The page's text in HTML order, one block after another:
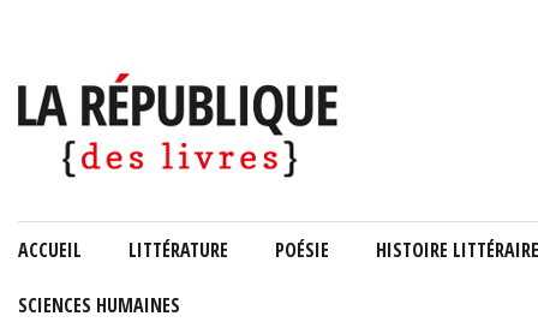
ACCUEIL LITTÉRATURE POÉSIE HISTOIRE LITTÉRAIRE
SCIENCES HUMAINES